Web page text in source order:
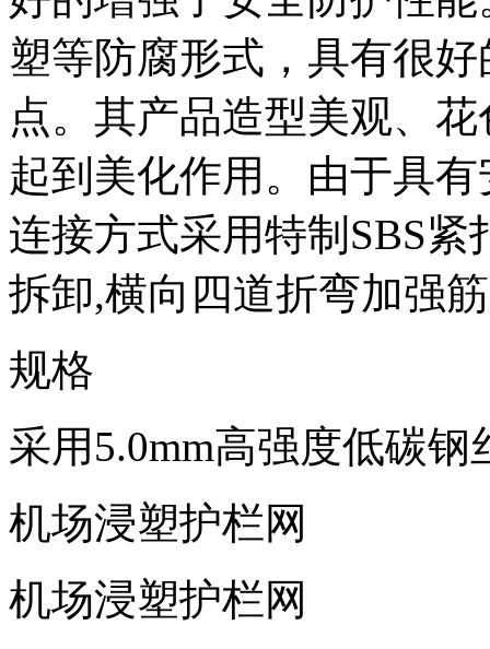
塑等防腐形式，具有很
点。其产品造型美观、
起到美化作用。由于具
连接方式采用特制SBS
拆卸,横向四道折弯加强
规格
采用5.0mm高强度低碳钢
机场浸塑护栏网
机场浸塑护栏网